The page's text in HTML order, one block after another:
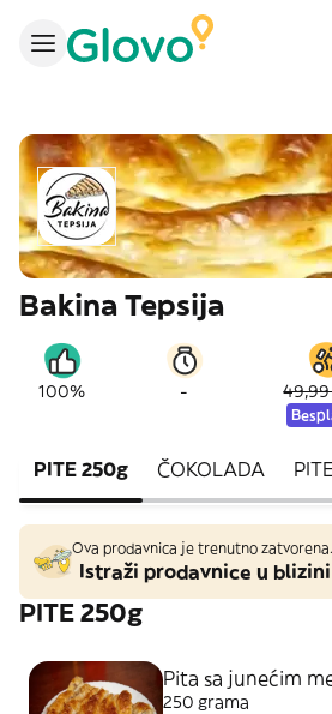
Bakina Tepsija
100% -
PITE 250g ČOKOLADA
Ova prodavnica je trenutno
Istraži prodavnice u blizini
PITE 250g
Pita sa junećim
250 grama